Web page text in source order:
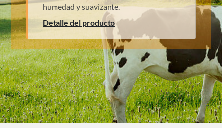
humedad y suavizante.
Detalle del producto